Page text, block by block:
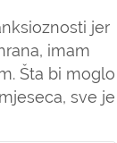
jer
imam
Šta bi moglo
sve je